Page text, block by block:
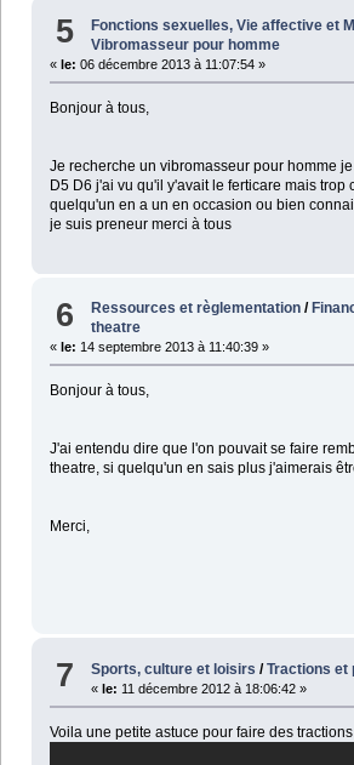
5 Fonctions sexuelles, Vie affective et
Vibromasseur pour homme
« le: 06 décembre 2013 à 11:07:54 »
Bonjour à tous,
Je recherche un vibromasseur pour homme
D5 D6 j'ai vu qu'il y'avait le ferticare mais trop
quelqu'un en a un en occasion ou bien
je suis preneur merci à tous
6 Ressources et règlementation /
theatre
« le: 14 septembre 2013 à 11:40:39 »
Bonjour à tous,
J'ai entendu dire que l'on pouvait se faire
theatre, si quelqu'un en sais plus j'aimerais
Merci,
7 Sports, culture et loisirs /Tractions et
«le: 11 décembre 2012 à 18:06:42 »
Voila une petite astuce pour faire des